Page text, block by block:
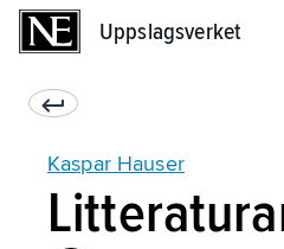
Uppslagsverket
Kaspar Hauser